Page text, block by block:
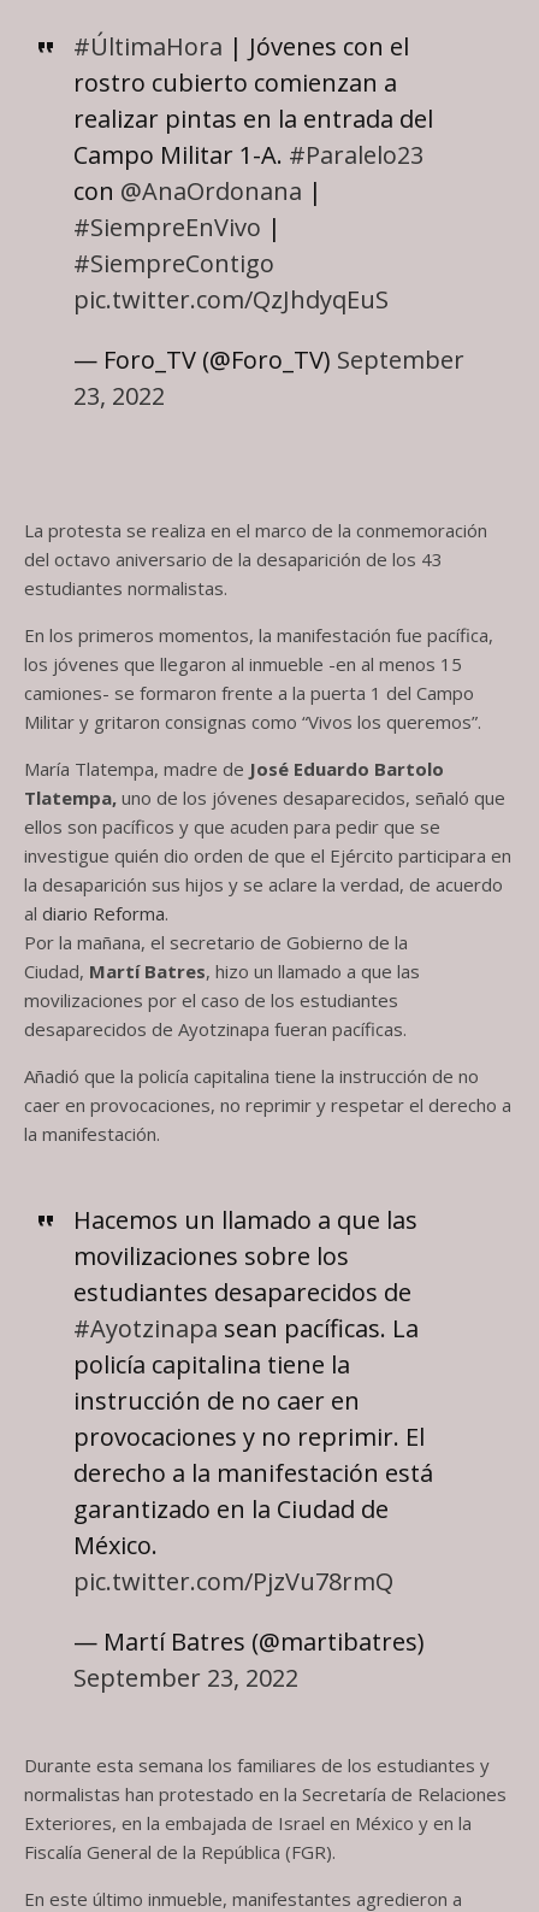
#ÚltimaHora | Jóvenes con el
rostro cubierto comienzan a
realizar pintas en la entrada del
Campo Militar 1-A. #Paralelo23
con @AnaOrdonana |
#SiempreEnVivo |
#SiempreContigo
pic.twitter.com/QzJhdyqEuS
— Foro_TV (@Foro_TV) September
23, 2022
La protesta se realiza en el marco de la conmemoración
del octavo aniversario de la desaparición de los 43
estudiantes normalistas.
En los primeros momentos, la manifestación fue pacífica,
los jóvenes que llegaron al inmueble -en al menos 15
camiones- se formaron frente a la puerta 1 del Campo
Militar y gritaron consignas como “Vivos los queremos”.
María Tlatempa, madre de José Eduardo Bartolo
Tlatempa, uno de los jóvenes desaparecidos, señaló que
ellos son pacíficos y que acuden para pedir que se
investigue quién dio orden de que el Ejército participara en
la desaparición sus hijos y se aclare la verdad, de acuerdo
al diario Reforma.
Por la mañana, el secretario de Gobierno de la
Ciudad, Martí Batres, hizo un llamado a que las
movilizaciones por el caso de los estudiantes
desaparecidos de Ayotzinapa fueran pacíficas.
Añadió que la policía capitalina tiene la instrucción de no
caer en provocaciones, no reprimir y respetar el derecho a
la manifestación.
Hacemos un llamado a que las
movilizaciones sobre los
estudiantes desaparecidos de
#Ayotzinapa sean pacíficas. La
policía capitalina tiene la
instrucción de no caer en
provocaciones y no reprimir. El
derecho a la manifestación está
garantizado en la Ciudad de
México.
pic.twitter.com/PjzVu78rmQ
— Martí Batres (@martibatres)
September 23, 2022
Durante esta semana los familiares de los estudiantes y
normalistas han protestado en la Secretaría de Relaciones
Exteriores, en la embajada de Israel en México y en la
Fiscalía General de la República (FGR).
En este último inmueble, manifestantes agredieron a